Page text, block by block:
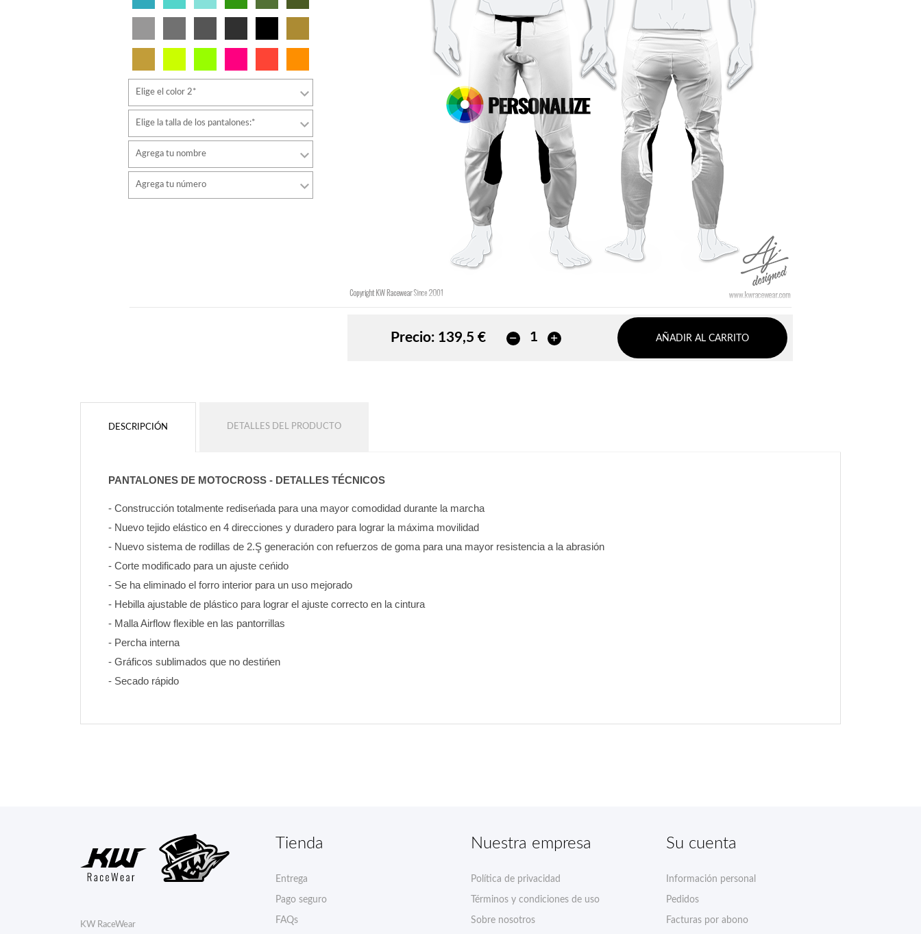
Elige el color 2*
Elige la talla de los pantalones:*
Agrega tu nombre
Agrega tu número
Precio: 139,5 € AÑADIR AL CARRITO
DESCRIPCIÓN DETALLES DEL PRODUCTO
PANTALONES DE MOTOCROSS - DETALLES TÉCNICOS
- Construcción totalmente rediseńada para una mayor comodidad durante la marcha
- Nuevo tejido elástico en 4 direcciones y duradero para lograr la máxima movilidad
- Nuevo sistema de rodillas de 2.Ş generación con refuerzos de goma para una mayor resistencia a la abrasión
- Corte modificado para un ajuste ceńido
- Se ha eliminado el forro interior para un uso mejorado
- Hebilla ajustable de plástico para lograr el ajuste correcto en la cintura
- Malla Airflow flexible en las pantorrillas
- Percha interna
- Gráficos sublimados que no destińen
- Secado rápido
KW RaceWear
Tienda
Entrega
Pago seguro
FAQs
Nuestra empresa
Política de privacidad
Términos y condiciones de uso
Sobre nosotros
Su cuenta
Información personal
Pedidos
Facturas por abono